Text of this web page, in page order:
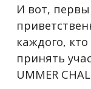
И вот,
каждого,
принять
UMMER